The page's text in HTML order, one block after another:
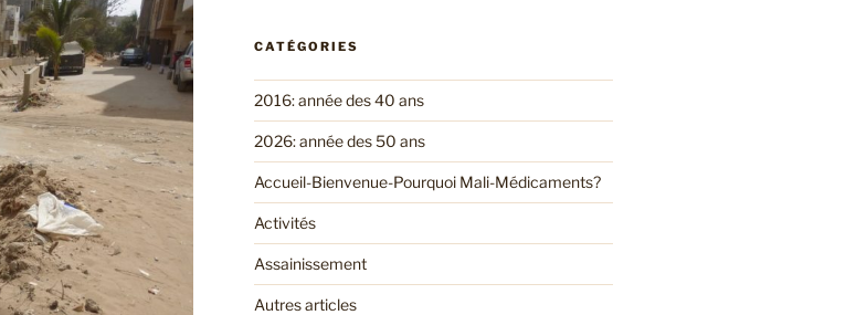
CATÉGORIES
2016: année des 40 ans
2026: année des 50 ans
Accueil-Bienvenue-Pourquoi Mali-Médicaments?
Activités
Assainissement
Autres articles